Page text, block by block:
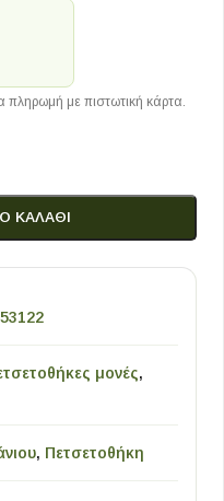
πληρωμή με πιστωτική κάρτα.
ΚΑΛΆΘΙ
μονές,
, Πετσετοθήκη